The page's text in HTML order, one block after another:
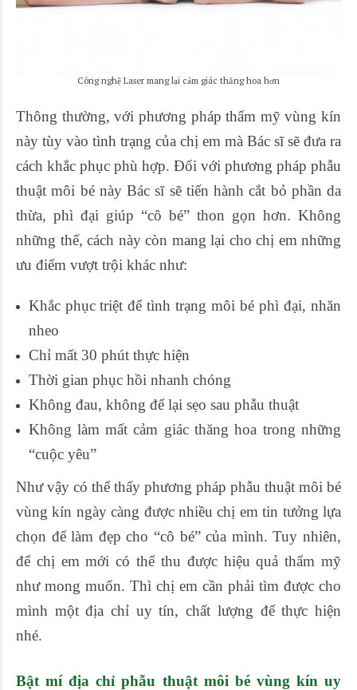
Công nghệ Laser mang lại cảm giác thăng hoa hơn
Thông thường, với phương pháp thẩm mỹ vùng kín
này tùy vào tình trạng của chị em mà Bác sĩ sẽ đưa ra
cách khắc phục phù hợp. Đối với phương pháp phẫu
thuật môi bé này Bác sĩ sẽ tiến hành cắt bỏ phần da
thừa, phì đại giúp “cô bé” thon gọn hơn. Không
những thế, cách này còn mang lại cho chị em những
ưu điểm vượt trội khác như:
Khắc phục triệt để tình trạng môi bé phì đại, nhăn
nheo
Chỉ mất 30 phút thực hiện
Thời gian phục hồi nhanh chóng
Không đau, không để lại sẹo sau phẫu thuật
Không làm mất cảm giác thăng hoa trong những
“cuộc yêu”
Như vậy có thể thấy phương pháp phẫu thuật môi bé
vùng kín ngày càng được nhiều chị em tin tưởng lựa
chọn để làm đẹp cho “cô bé” của mình. Tuy nhiên,
để chị em mới có thể thu được hiệu quả thẩm mỹ
như mong muốn. Thì chị em cần phải tìm được cho
mình một địa chỉ uy tín, chất lượng để thực hiện
nhé.
Bật mí địa chỉ phẫu thuật môi bé vùng kín uy